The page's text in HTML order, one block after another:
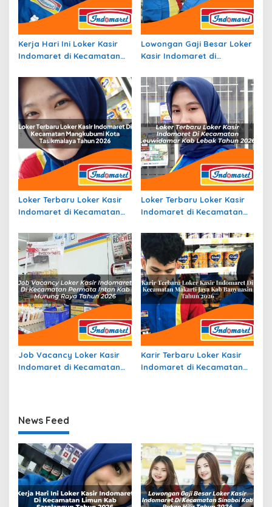
Kerja Hari Ini Loker Kasir
Indomaret di Kecamatan
Tahun 2026
Lowongan Gaji Besar Loker
Kasir Indomaret di
Rokan Hilir Tahun 2026
Loker Terbaru Loker Kasir
Indomaret di Kecamatan
Tasikmalaya Tahun 2026
Loker Terbaru Loker Kasir
Indomaret di Kecamatan
Tahun 2026
Job Vacancy Loker Kasir
Indomaret di Kecamatan
Karir Terbaru Loker Kasir
Indomaret di Kecamatan
News Feed